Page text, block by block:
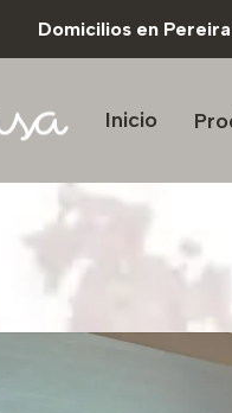
Domicilios en
Inicio